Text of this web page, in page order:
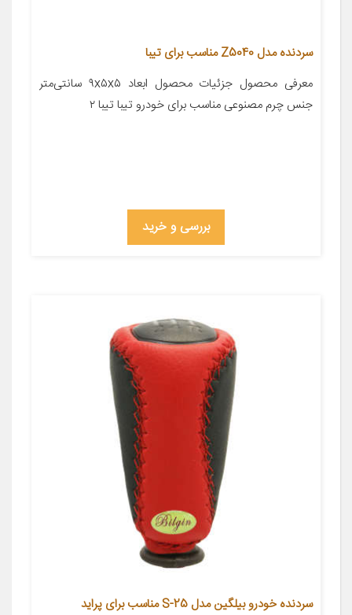
سردنده مدل Z5040 مناسب برای تیبا
معرفی محصول جزئیات محصول ابعاد ۹x۵x۵ سانتی‌متر
جنس چرم مصنوعی مناسب برای خودرو تیبا تیبا ۲
بررسی و خرید
سردنده خودرو بیلگین مدل S-25 مناسب برای پراید